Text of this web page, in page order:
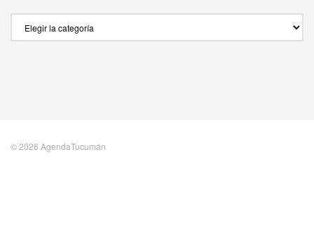
© 2026 AgendaTucumán